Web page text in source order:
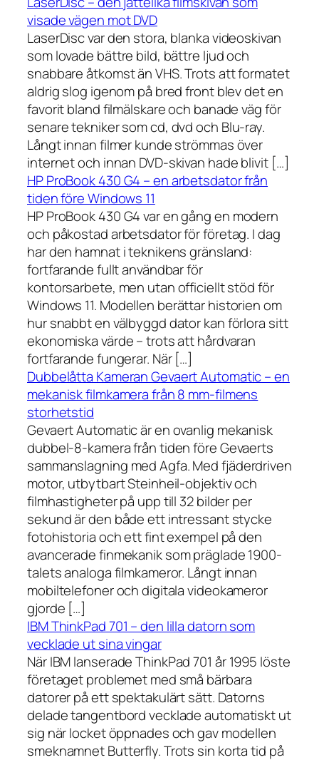
visade vägen mot DVD
LaserDisc var den stora, blanka videoskivan
som lovade bättre bild, bättre ljud och
snabbare åtkomst än VHS. Trots att formatet
aldrig slog igenom på bred front blev det en
favorit bland filmälskare och banade väg för
senare tekniker som cd, dvd och Blu-ray.
Långt innan filmer kunde strömmas över
internet och innan DVD-skivan hade blivit […]
HP ProBook 430 G4 – en arbetsdator från
tiden före Windows 11
HP ProBook 430 G4 var en gång en modern
och påkostad arbetsdator för företag. I dag
har den hamnat i teknikens gränsland:
fortfarande fullt användbar för
kontorsarbete, men utan officiellt stöd för
Windows 11. Modellen berättar historien om
hur snabbt en välbyggd dator kan förlora sitt
ekonomiska värde – trots att hårdvaran
fortfarande fungerar. När […]
Dubbelåtta Kameran Gevaert Automatic – en
mekanisk filmkamera från 8 mm-filmens
storhetstid
Gevaert Automatic är en ovanlig mekanisk
dubbel-8-kamera från tiden före Gevaerts
sammanslagning med Agfa. Med fjäderdriven
motor, utbytbart Steinheil-objektiv och
filmhastigheter på upp till 32 bilder per
sekund är den både ett intressant stycke
fotohistoria och ett fint exempel på den
avancerade finmekanik som präglade 1900-
talets analoga filmkameror. Långt innan
mobiltelefoner och digitala videokameror
gjorde […]
IBM ThinkPad 701 – den lilla datorn som
vecklade ut sina vingar
När IBM lanserade ThinkPad 701 år 1995 löste
företaget problemet med små bärbara
datorer på ett spektakulärt sätt. Datorns
delade tangentbord vecklade automatiskt ut
sig när locket öppnades och gav modellen
smeknamnet Butterfly. Trots sin korta tid på